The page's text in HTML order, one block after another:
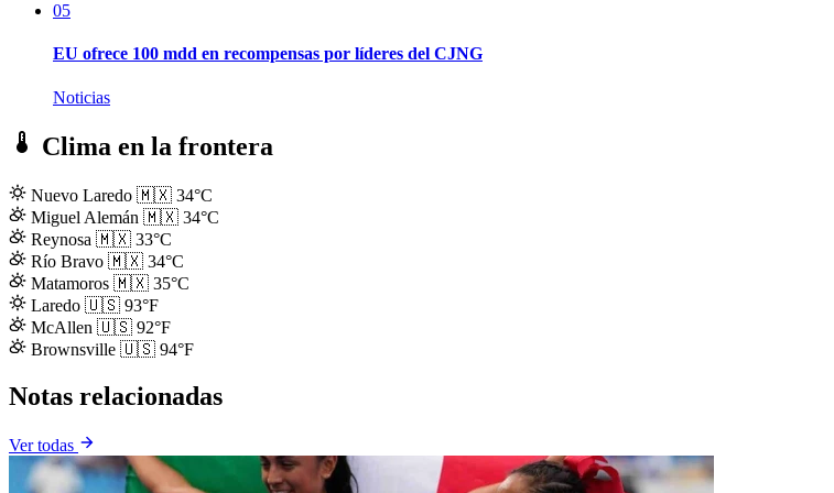
05
EU ofrece 100 mdd en recompensas por líderes del CJNG
Noticias
Clima en la frontera
Nuevo Laredo 🇲🇽 34°C
Miguel Alemán 🇲🇽 34°C
Reynosa 🇲🇽 33°C
Río Bravo 🇲🇽 34°C
Matamoros 🇲🇽 35°C
Laredo 🇺🇸 93°F
McAllen 🇺🇸 92°F
Brownsville 🇺🇸 94°F
Notas relacionadas
Ver todas